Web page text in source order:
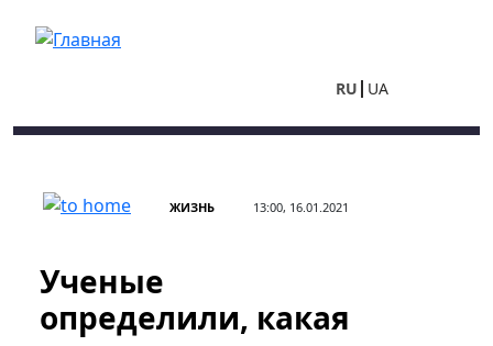
RU UA
ЖИЗНЬ 13:00, 16.01.2021
Ученые
определили, какая